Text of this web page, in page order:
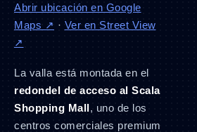
Abrir ubicación en Google
Maps ↗ · Ver en Street View
↗
La valla está montada en el
redondel de acceso al Scala
Shopping Mall, uno de los
centros comerciales premium